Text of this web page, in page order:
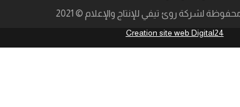
لشركة روئ تيفي للإنتاج والإعلام © 2021
Creation site web Digital24